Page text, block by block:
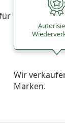
Wir
Marken.